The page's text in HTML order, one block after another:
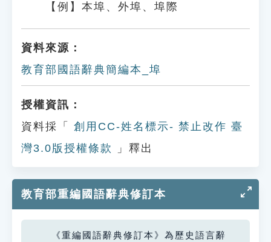
【例】本埠、外埠、埠際
資料來源：
教育部國語辭典簡編本_埠
授權資訊：
資料採「
創用CC-姓名標示- 禁止改作 臺
灣3.0版授權條款
」釋出
教育部重編國語辭典修訂本
《重編國語辭典修訂本》為歷史語言辭